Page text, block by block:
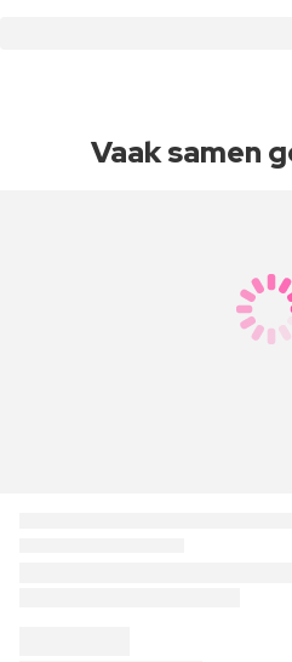
Vaak samen